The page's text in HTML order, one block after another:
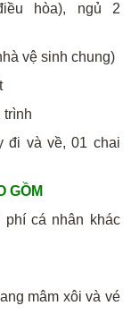
hòa), ngủ 2
vệ sinh chung)
trình
đi và về, 01 chai
GỒM
cá nhân khác
mâm xôi và vé